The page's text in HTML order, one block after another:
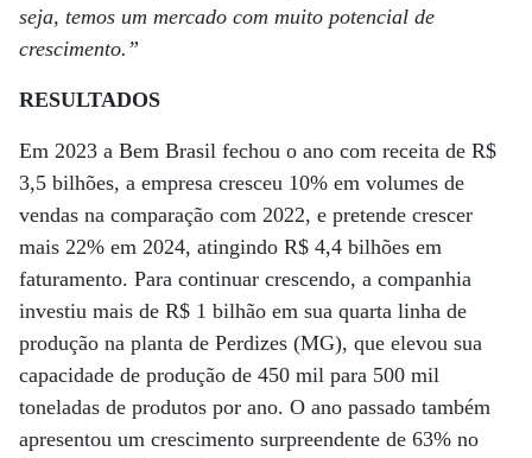
seja, temos um mercado com muito potencial de
crescimento.”
RESULTADOS
Em 2023 a Bem Brasil fechou o ano com receita de R$
3,5 bilhões, a empresa cresceu 10% em volumes de
vendas na comparação com 2022, e pretende crescer
mais 22% em 2024, atingindo R$ 4,4 bilhões em
faturamento. Para continuar crescendo, a companhia
investiu mais de R$ 1 bilhão em sua quarta linha de
produção na planta de Perdizes (MG), que elevou sua
capacidade de produção de 450 mil para 500 mil
toneladas de produtos por ano. O ano passado também
apresentou um crescimento surpreendente de 63% no